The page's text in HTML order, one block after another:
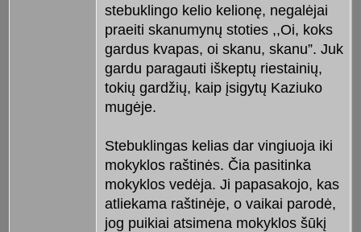
stebuklingo kelio kelionę, negalėjai
praeiti skanumynų stoties ,,Oi, koks
gardus kvapas, oi skanu, skanu”. Juk
gardu paragauti iškeptų riestainių,
tokių gardžių, kaip įsigytų Kaziuko
mugėje.
Stebuklingas kelias dar vingiuoja iki
mokyklos raštinės. Čia pasitinka
mokyklos vedėja. Ji papasakojo, kas
atliekama raštinėje, o vaikai parodė,
jog puikiai atsimena mokyklos šūkį